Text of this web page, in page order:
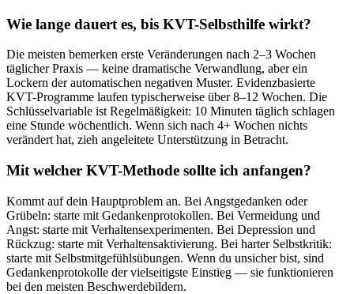
Wie lange dauert es, bis KVT-Selbsthilfe wirkt?
Die meisten bemerken erste Veränderungen nach 2–3 Wochen
täglicher Praxis — keine dramatische Verwandlung, aber ein
Lockern der automatischen negativen Muster. Evidenzbasierte
KVT-Programme laufen typischerweise über 8–12 Wochen. Die
Schlüsselvariable ist Regelmäßigkeit: 10 Minuten täglich schlagen
eine Stunde wöchentlich. Wenn sich nach 4+ Wochen nichts
verändert hat, zieh angeleitete Unterstützung in Betracht.
Mit welcher KVT-Methode sollte ich anfangen?
Kommt auf dein Hauptproblem an. Bei Angstgedanken oder
Grübeln: starte mit Gedankenprotokollen. Bei Vermeidung und
Angst: starte mit Verhaltensexperimenten. Bei Depression und
Rückzug: starte mit Verhaltensaktivierung. Bei harter Selbstkritik:
starte mit Selbstmitgefühlsübungen. Wenn du unsicher bist, sind
Gedankenprotokolle der vielseitigste Einstieg — sie funktionieren
bei den meisten Beschwerdebildern.